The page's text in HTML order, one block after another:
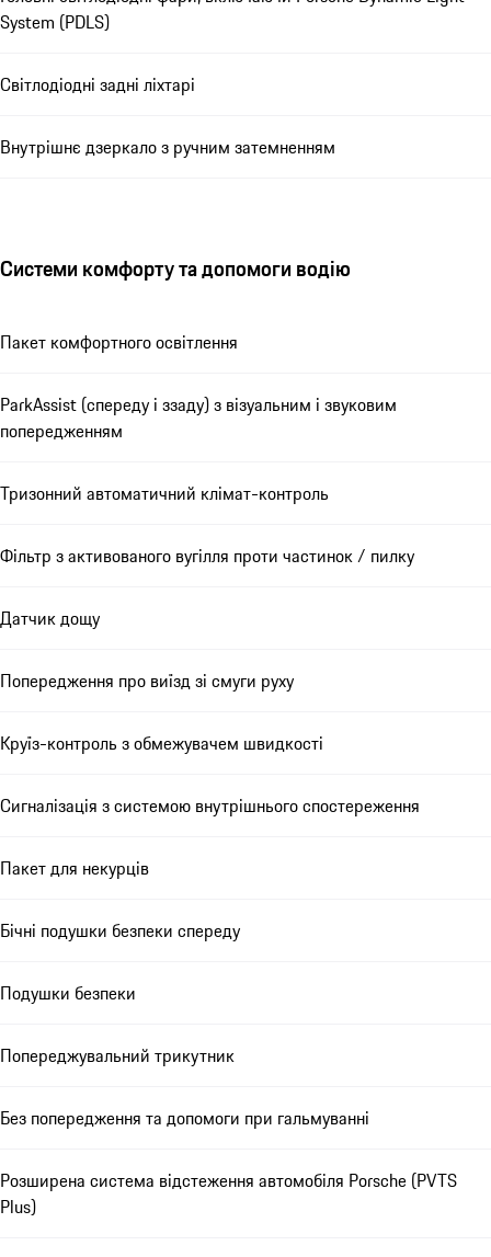
System (PDLS)
Світлодіодні задні ліхтарі
Внутрішнє дзеркало з ручним затемненням
Системи комфорту та допомоги водію
Пакет комфортного освітлення
ParkAssist (спереду і ззаду) з візуальним і звуковим
попередженням
Тризонний автоматичний клімат-контроль
Фільтр з активованого вугілля проти частинок / пилку
Датчик дощу
Попередження про виїзд зі смуги руху
Круїз-контроль з обмежувачем швидкості
Сигналізація з системою внутрішнього спостереження
Пакет для некурців
Бічні подушки безпеки спереду
Подушки безпеки
Попереджувальний трикутник
Без попередження та допомоги при гальмуванні
Розширена система відстеження автомобіля Porsche (PVTS
Plus)